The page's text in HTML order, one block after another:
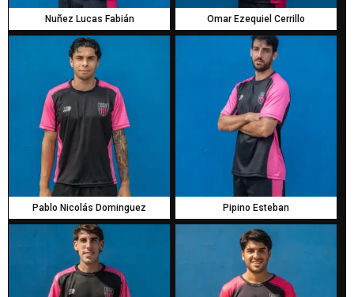
Nuñez Lucas Fabián Omar Ezequiel Cerrillo
Pablo Nicolás Dominguez Pipino Esteban